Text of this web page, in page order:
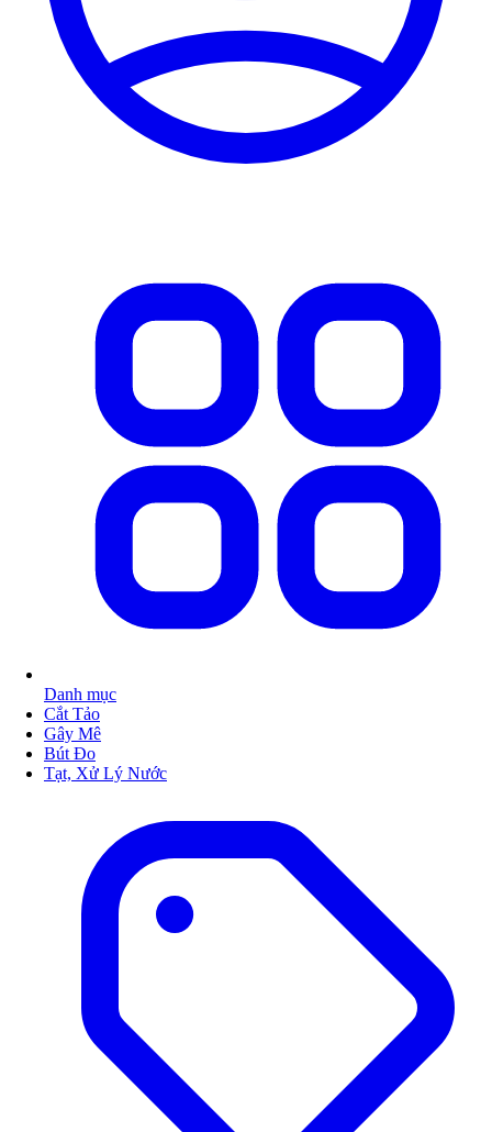
Danh mục
Cắt Tảo
Gây Mê
Bút Đo
Tạt, Xử Lý Nước